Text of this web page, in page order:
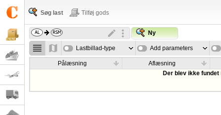
Søg last Tilføj gods
Ny
Lastbillad-type Add parameters
Pålæsning
Aflæsning
Der blev ikke